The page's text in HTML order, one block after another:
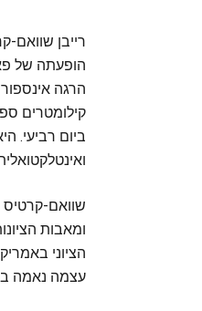
רייבן שוואם-
הופעתה של
הרגה
קילומטרים
ביום רביעי.
שוואם-קרטיס
ומאבות
עצמה נאמה